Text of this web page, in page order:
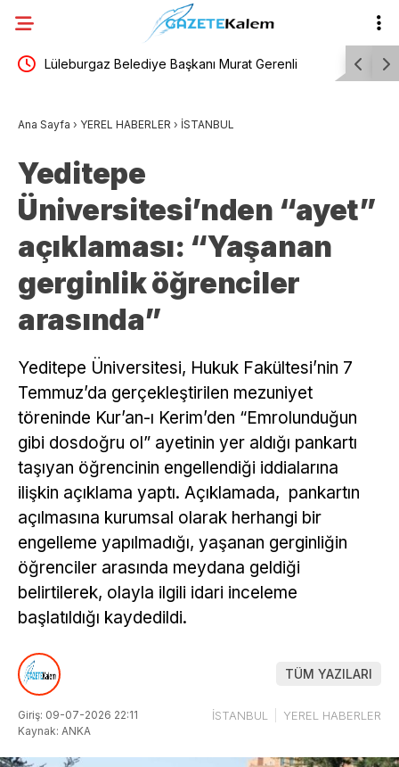
eşitlik Lüleburgaz Belediye Başkanı Murat Gerenli
Ana Sayfa › YEREL HABERLER › İSTANBUL
Yeditepe
Üniversitesi’nden “ayet”
açıklaması: “Yaşanan
gerginlik öğrenciler
arasında”
Yeditepe Üniversitesi, Hukuk Fakültesi’nin 7
Temmuz’da gerçekleştirilen mezuniyet
töreninde Kur’an-ı Kerim’den “Emrolunduğun
gibi dosdoğru ol” ayetinin yer aldığı pankartı
taşıyan öğrencinin engellendiği iddialarına
ilişkin açıklama yaptı. Açıklamada, pankartın
açılmasına kurumsal olarak herhangi bir
engelleme yapılmadığı, yaşanan gerginliğin
öğrenciler arasında meydana geldiği
belirtilerek, olayla ilgili idari inceleme
başlatıldığı kaydedildi.
TÜM YAZILARI
Giriş: 09-07-2026 22:11
Kaynak: ANKA
İSTANBUL YEREL HABERLER